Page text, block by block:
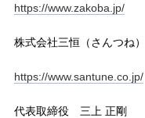
https://www.zakoba.jp/
株式会社三恒（さんつね）
https://www.santune.co.jp/
代表取締役 三上 正剛